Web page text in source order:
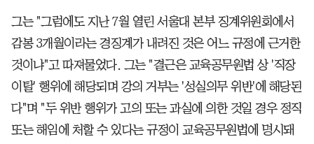
그는 "그럼에도 지난 7월 열린 서울대 본부 징계위원회에서
감봉 3개월이라는 경징계가 내려진 것은 어느 규정에 근거한
것이냐"고 따져물었다. 그는 "결근은 교육공무원법 상 '직장
이탈' 행위에 해당되며 강의 거부는 '성실의무 위반'에 해당된
다"며 "두 위반 행위가 고의 또는 과실에 의한 것일 경우 정직
또는 해임에 처할 수 있다는 규정이 교육공무원법에 명시돼